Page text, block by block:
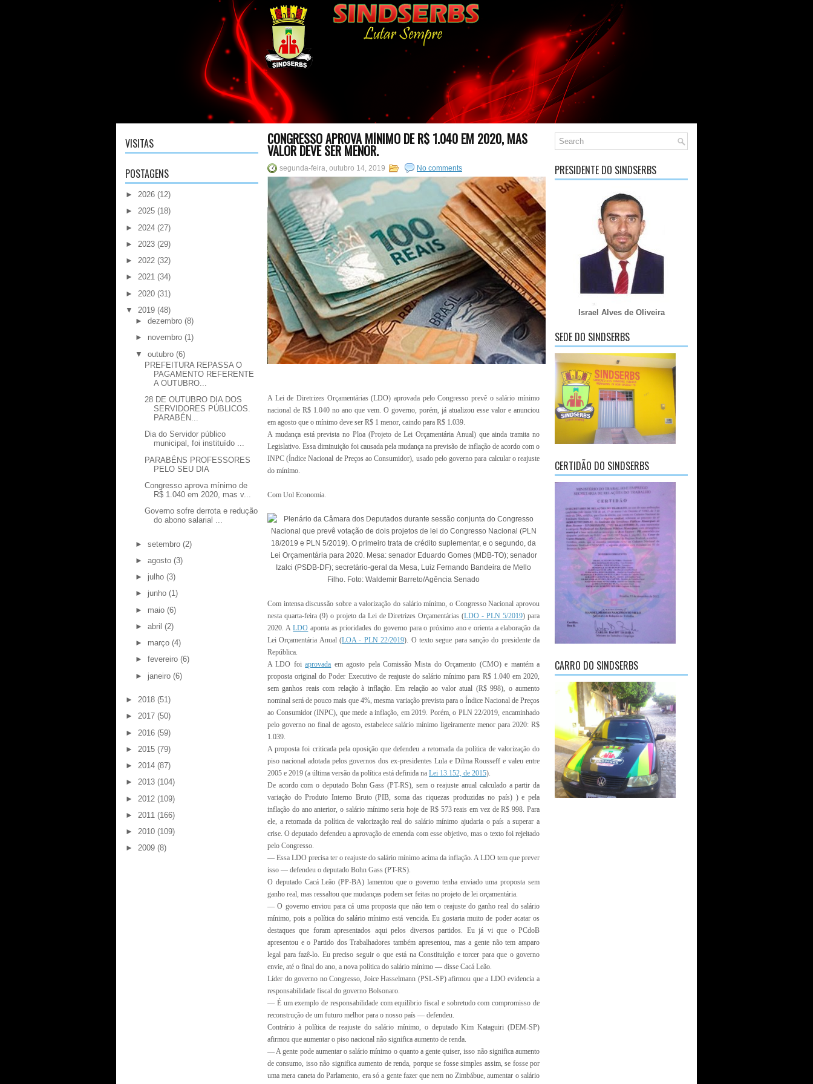
VISITAS
POSTAGENS
► 2026 (12)
► 2025 (18)
► 2024 (27)
► 2023 (29)
► 2022 (32)
► 2021 (34)
► 2020 (31)
▼
2019 (48)
► dezembro (8)
► novembro (1)
▼
outubro (6)
PREFEITURA REPASSA O
PAGAMENTO REFERENTE
A OUTUBRO...
28 DE OUTUBRO DIA DOS
SERVIDORES PÚBLICOS.
PARABÉN...
Dia do Servidor público
municipal, foi instituído ...
PARABÉNS PROFESSORES
PELO SEU DIA
Congresso aprova mínimo de
R$ 1.040 em 2020, mas v...
Governo sofre derrota e redução
do abono salarial ...
► setembro (2)
► agosto (3)
► julho (3)
► junho (1)
► maio (6)
► abril (2)
► março (4)
► fevereiro (6)
► janeiro (6)
► 2018 (51)
► 2017 (50)
► 2016 (59)
► 2015 (79)
► 2014 (87)
► 2013 (104)
► 2012 (109)
► 2011 (166)
► 2010 (109)
► 2009 (8)
CONGRESSO APROVA MÍNIMO DE R$ 1.040 EM 2020, MAS
VALOR DEVE SER MENOR.
segunda-feira, outubro 14, 2019 No comments
A Lei de Diretrizes Orçamentárias (LDO) aprovada pelo Congresso prevê o salário mínimo
nacional de R$ 1.040 no ano que vem. O governo, porém, já atualizou esse valor e anunciou
em agosto que o mínimo deve ser R$ 1 menor, caindo para R$ 1.039.
A mudança está prevista no Ploa (Projeto de Lei Orçamentária Anual) que ainda tramita no
Legislativo. Essa diminuição foi causada pela mudança na previsão de inflação de acordo com o
INPC (Índice Nacional de Preços ao Consumidor), usado pelo governo para calcular o reajuste
do mínimo.
Com Uol Economia.
Com intensa discussão sobre a valorização do salário mínimo, o Congresso Nacional aprovou
nesta quarta-feira (9) o projeto da Lei de Diretrizes Orçamentárias (LDO - PLN 5/2019) para
2020. ALDO aponta as prioridades do governo para o próximo ano e orienta a elaboração da
Lei Orçamentária Anual (LOA - PLN 22/2019). O texto segue para sanção do presidente da
República.
A LDO foiaprovada em agosto pela Comissão Mista do Orçamento (CMO) e mantém a
proposta original do Poder Executivo de reajuste do salário mínimo para R$ 1.040 em 2020,
sem ganhos reais com relação à inflação. Em relação ao valor atual (R$ 998), o aumento
nominal será de pouco mais que 4%, mesma variação prevista para o Índice Nacional de Preços
ao Consumidor (INPC), que mede a inflação, em 2019. Porém, o PLN 22/2019, encaminhado
pelo governo no final de agosto, estabelece salário mínimo ligeiramente menor para 2020: R$
1.039.
A proposta foi criticada pela oposição que defendeu a retomada da política de valorização do
piso nacional adotada pelos governos dos ex-presidentes Lula e Dilma Rousseff e valeu entre
2005 e 2019 (a última versão da política está definida na Lei 13.152, de 2015).
De acordo com o deputado Bohn Gass (PT-RS), sem o reajuste anual calculado a partir da
variação do Produto Interno Bruto (PIB, soma das riquezas produzidas no país) ) e pela
inflação do ano anterior, o salário mínimo seria hoje de R$ 573 reais em vez de R$ 998. Para
ele, a retomada da política de valorização real do salário mínimo ajudaria o país a superar a
crise. O deputado defendeu a aprovação de emenda com esse objetivo, mas o texto foi rejeitado
pelo Congresso.
— Essa LDO precisa ter o reajuste do salário mínimo acima da inflação. A LDO tem que prever
isso — defendeu o deputado Bohn Gass (PT-RS).
O deputado Cacá Leão (PP-BA) lamentou que o governo tenha enviado uma proposta sem
ganho real, mas ressaltou que mudanças podem ser feitas no projeto de lei orçamentária.
— O governo enviou para cá uma proposta que não tem o reajuste do ganho real do salário
mínimo, pois a política do salário mínimo está vencida. Eu gostaria muito de poder acatar os
destaques que foram apresentados aqui pelos diversos partidos. Eu já vi que o PCdoB
apresentou e o Partido dos Trabalhadores também apresentou, mas a gente não tem amparo
legal para fazê-lo. Eu preciso seguir o que está na Constituição e torcer para que o governo
envie, até o final do ano, a nova política do salário mínimo — disse Cacá Leão.
Líder do governo no Congresso, Joice Hasselmann (PSL-SP) afirmou que a LDO evidencia a
responsabilidade fiscal do governo Bolsonaro.
— É um exemplo de responsabilidade com equilíbrio fiscal e sobretudo com compromisso de
reconstrução de um futuro melhor para o nosso país — defendeu.
Contrário à política de reajuste do salário mínimo, o deputado Kim Kataguiri (DEM-SP)
afirmou que aumentar o piso nacional não significa aumento de renda.
— A gente pode aumentar o salário mínimo o quanto a gente quiser, isso não significa aumento
de consumo, isso não significa aumento de renda, porque se fosse simples assim, se fosse por
uma mera caneta do Parlamento, era só a gente fazer que nem no Zimbábue, aumentar o salário
PRESIDENTE DO SINDSERBS
Israel Alves de Oliveira
SEDE DO SINDSERBS
CERTIDÃO DO SINDSERBS
CARRO DO SINDSERBS